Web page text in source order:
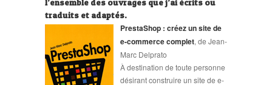
l’ensemble des ouvrages que j’ai écrits ou
traduits et adaptés.
PrestaShop : créez un site de
e-commerce complet, de Jean-
Marc Delprato
À destination de toute personne
désirant construire un site de e-